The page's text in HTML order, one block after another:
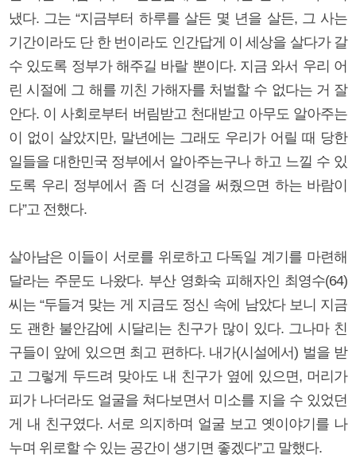
냈다. 그는 “지금부터 하루를 살든 몇 년을 살든, 그 사는
기간이라도 단 한 번이라도 인간답게 이 세상을 살다가 갈
수 있도록 정부가 해주길 바랄 뿐이다. 지금 와서 우리 어
린 시절에 그 해를 끼친 가해자를 처벌할 수 없다는 거 잘
안다. 이 사회로부터 버림받고 천대받고 아무도 알아주는
이 없이 살았지만, 말년에는 그래도 우리가 어릴 때 당한
일들을 대한민국 정부에서 알아주는구나 하고 느낄 수 있
도록 우리 정부에서 좀 더 신경을 써줬으면 하는 바람이
다”고 전했다.
살아남은 이들이 서로를 위로하고 다독일 계기를 마련해
달라는 주문도 나왔다. 부산 영화숙 피해자인 최영수(64)
씨는 “두들겨 맞는 게 지금도 정신 속에 남았다 보니 지금
도 괜한 불안감에 시달리는 친구가 많이 있다. 그나마 친
구들이 앞에 있으면 최고 편하다. 내가(시설에서) 벌을 받
고 그렇게 두드려 맞아도 내 친구가 옆에 있으면, 머리가
피가 나더라도 얼굴을 쳐다보면서 미소를 지을 수 있었던
게 내 친구였다. 서로 의지하며 얼굴 보고 옛이야기를 나
누며 위로할 수 있는 공간이 생기면 좋겠다”고 말했다.